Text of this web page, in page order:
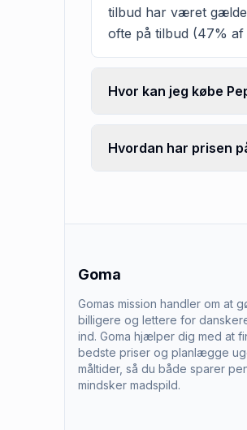
tilbud har været
ofte på tilbud (47% af
Hvor kan jeg købe
Hvordan har prisen
Goma
Gomas mission handler om at
billigere og lettere for
ind. Goma hjælper dig med at
bedste priser og planlægge
måltider, så du både sparer
mindsker madspild.